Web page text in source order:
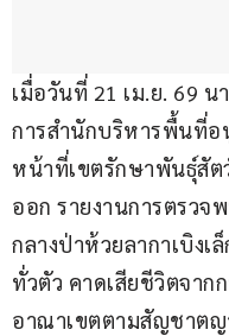
เมื่อวันที่ 21 เม.ย. 69
การสำนักบริหารพื้นที่อ
หน้าที่เขตรักษาพันธุ์สัต
ออก รายงานการตรวจ
กลางป่าห้วยลากาเบิง
ทั่วตัว คาดเสียชีวิตจาก
อาณาเขตตามสัญชาตญ